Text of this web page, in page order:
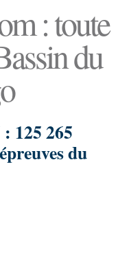
: toute
du
125 265
du